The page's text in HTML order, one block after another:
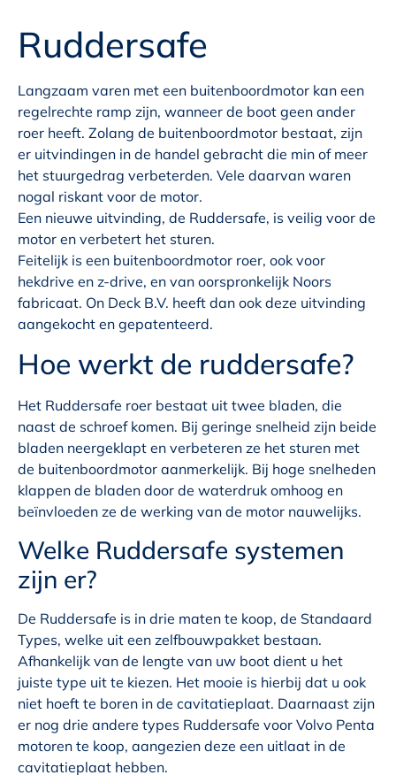
Ruddersafe
Langzaam varen met een buitenboordmotor kan een
regelrechte ramp zijn, wanneer de boot geen ander
roer heeft. Zolang de buitenboordmotor bestaat, zijn
er uitvindingen in de handel gebracht die min of meer
het stuurgedrag verbeterden. Vele daarvan waren
nogal riskant voor de motor.
Een nieuwe uitvinding, de Ruddersafe, is veilig voor de
motor en verbetert het sturen.
Feitelijk is een buitenboordmotor roer, ook voor
hekdrive en z-drive, en van oorspronkelijk Noors
fabricaat. On Deck B.V. heeft dan ook deze uitvinding
aangekocht en gepatenteerd.
Hoe werkt de ruddersafe?
Het Ruddersafe roer bestaat uit twee bladen, die
naast de schroef komen. Bij geringe snelheid zijn beide
bladen neergeklapt en verbeteren ze het sturen met
de buitenboordmotor aanmerkelijk. Bij hoge snelheden
klappen de bladen door de waterdruk omhoog en
beïnvloeden ze de werking van de motor nauwelijks.
Welke Ruddersafe systemen
zijn er?
De Ruddersafe is in drie maten te koop, de Standaard
Types, welke uit een zelfbouwpakket bestaan.
Afhankelijk van de lengte van uw boot dient u het
juiste type uit te kiezen. Het mooie is hierbij dat u ook
niet hoeft te boren in de cavitatieplaat. Daarnaast zijn
er nog drie andere types Ruddersafe voor Volvo Penta
motoren te koop, aangezien deze een uitlaat in de
cavitatieplaat hebben.